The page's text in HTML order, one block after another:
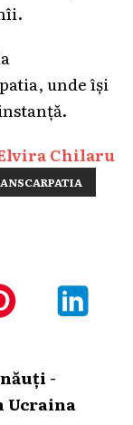
unde își
Chilaru
-